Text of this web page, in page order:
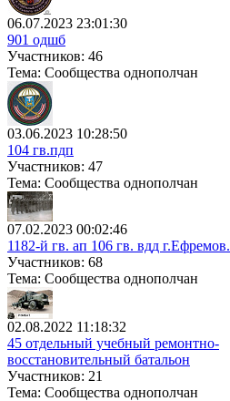
06.07.2023 23:01:30
901 одшб
Участников: 46
Тема: Сообщества однополчан
03.06.2023 10:28:50
104 гв.пдп
Участников: 47
Тема: Сообщества однополчан
07.02.2023 00:02:46
1182-й гв. ап 106 гв. вдд г.Ефремов.
Участников: 68
Тема: Сообщества однополчан
02.08.2022 11:18:32
45 отдельный учебный ремонтно-
восстановительный батальон
Участников: 21
Тема: Сообщества однополчан